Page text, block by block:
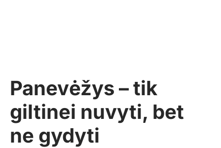
Panevėžys – tik
giltinei nuvyti, bet
ne gydyti